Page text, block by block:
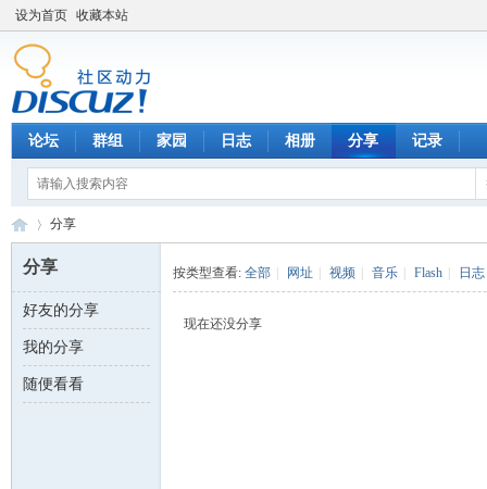
设为首页 收藏本站
论坛 群组 家园 日志 相册 分享 记录
数 ›
分享
分享
好友的分享
我的分享
随便看看
按类型查看: 全部 网址 视频 音乐 Flash 日志
现在还没分享